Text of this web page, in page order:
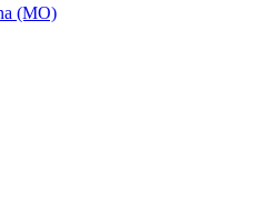
(MO)